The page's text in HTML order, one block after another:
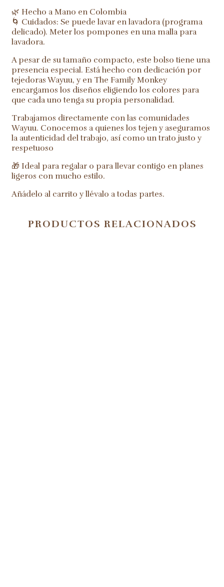
🌿 Hecho a Mano en Colombia
🌀 Cuidados: Se puede lavar en lavadora (programa
delicado). Meter los pompones en una malla para
lavadora.
A pesar de su tamaño compacto, este bolso tiene una
presencia especial. Está hecho con dedicación por
tejedoras Wayuu, y en The Family Monkey
encargamos los diseños eligiendo los colores para
que cada uno tenga su propia personalidad.
Trabajamos directamente con las comunidades
Wayuu. Conocemos a quienes los tejen y aseguramos
la autenticidad del trabajo, así como un trato justo y
respetuoso
🎁 Ideal para regalar o para llevar contigo en planes
ligeros con mucho estilo.
Añádelo al carrito y llévalo a todas partes.
PRODUCTOS RELACIONADOS